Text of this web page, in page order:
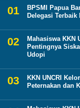
BPSMI Papua
Delegasi
Mahasiswa KKN
Pentingnya
Udopi
KKN UNCRI
Peternakan dan